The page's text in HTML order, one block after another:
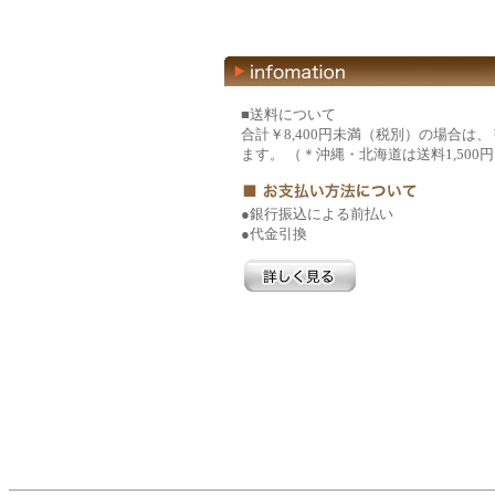
■送料について
合計￥8,400円未満（税別）の場合は
ます。 （＊沖縄・北海道は送料1,500
●銀行振込による前払い
●代金引換